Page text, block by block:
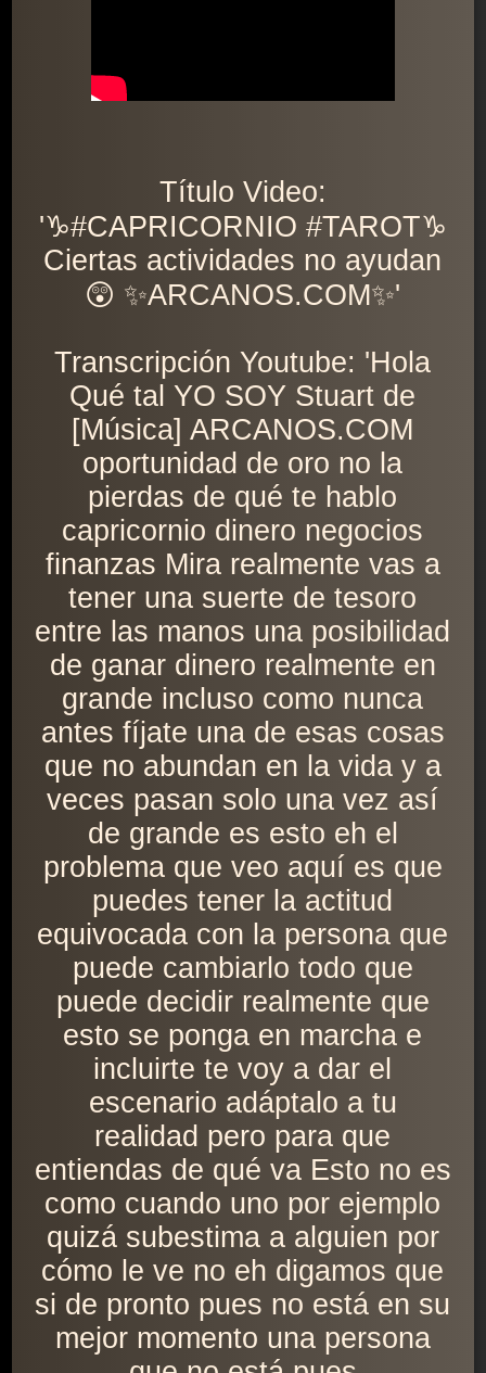
Título Video:
'♑️#CAPRICORNIO #TAROT♑️
Ciertas actividades no ayudan
😲 ✨ARCANOS.COM✨'
Transcripción Youtube: 'Hola
Qué tal YO SOY Stuart de
[Música] ARCANOS.COM
oportunidad de oro no la
pierdas de qué te hablo
capricornio dinero negocios
finanzas Mira realmente vas a
tener una suerte de tesoro
entre las manos una posibilidad
de ganar dinero realmente en
grande incluso como nunca
antes fíjate una de esas cosas
que no abundan en la vida y a
veces pasan solo una vez así
de grande es esto eh el
problema que veo aquí es que
puedes tener la actitud
equivocada con la persona que
puede cambiarlo todo que
puede decidir realmente que
esto se ponga en marcha e
incluirte te voy a dar el
escenario adáptalo a tu
realidad pero para que
entiendas de qué va Esto no es
como cuando uno por ejemplo
quizá subestima a alguien por
cómo le ve no eh digamos que
si de pronto pues no está en su
mejor momento una persona